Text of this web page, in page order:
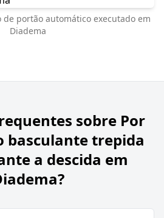
de portão automático executado em
Diadema
sobre Por
basculante trepida
a descida em